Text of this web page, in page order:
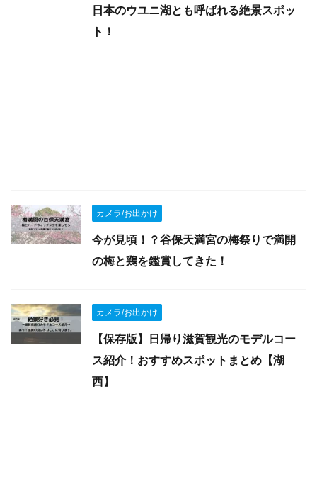
日本のウユニ湖とも呼ばれる絶景スポッ
ト！
カメラ/お出かけ
今が見頃！？谷保天満宮の梅祭りで満開
の梅と鶏を鑑賞してきた！
カメラ/お出かけ
【保存版】日帰り滋賀観光のモデルコー
ス紹介！おすすめスポットまとめ【湖
西】